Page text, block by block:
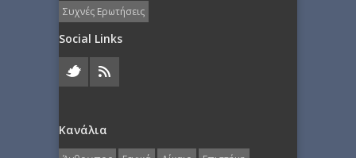
Συχνές Ερωτήσεις
Social Links
Κανάλια